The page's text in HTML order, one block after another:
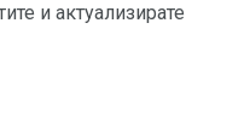
и актуализирате